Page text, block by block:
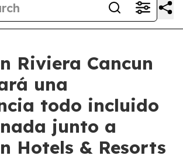
Riviera Cancun
una
todo incluido
junto a
Hotels & Resorts